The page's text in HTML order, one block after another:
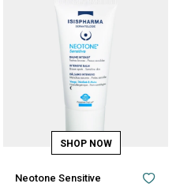
Neotone Sensitive